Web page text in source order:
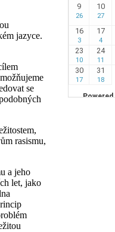
jazyce.
se
rasismu,
a jeho
let, jako